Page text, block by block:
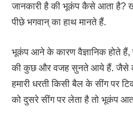
जानकारी है की भूकंप कैसे आता है?
पीछे भगवान् का हाथ मानते हैं.
भूकंप आने के कारण वैज्ञानिक होते हैं,
की कुछ और वजह सुनते आये हैं. जैसे कई
हमारी धरती किसी बैल के सींग पर
को दुसरे सींग पर लेता है तो भूकंप